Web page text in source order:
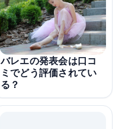
バレエの発表会は口コ
ミでどう評価されてい
る？